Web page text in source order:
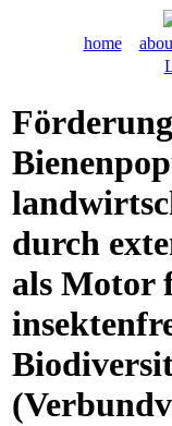
home
durch
als Motor